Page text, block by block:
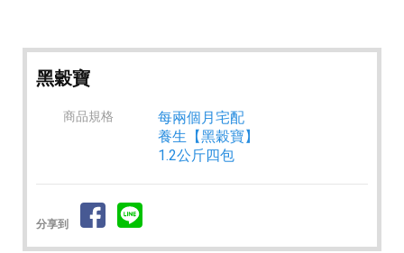
黑穀寶
商品規格
每兩個月宅配
養生【黑穀寶】
1.2公斤四包
分享到